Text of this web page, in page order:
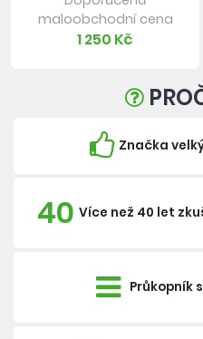
maloobchodní cena
1 250 Kč
Značka
40 Více než 40 let
Průkopník